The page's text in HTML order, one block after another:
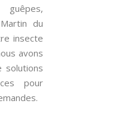
guêpes,
du
insecte
avons
solutions
pour